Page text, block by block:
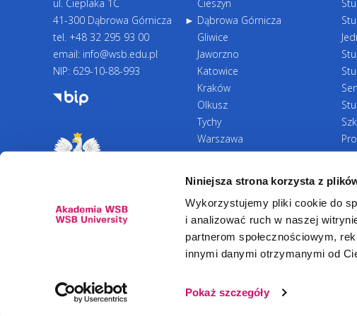
Niniejsza strona korzysta z
Wykorzystujemy pliki cookie do
i analizować ruch w naszej
partnerom społecznościowym,
innymi danymi otrzymanymi od
Pokaż szczegóły
ul. Cieplaka 1C
41-300 Dąbrowa Górnicza
tel. +48 32 295 93 00
email: info@wsb.edu.pl
NIP: 629-10-88-993
Cieszyn
Dąbrowa Górnicza
Gliwice
Jaworzno
Katowice
Kraków
Olkusz
Tychy
Warszawa
Zawiercie